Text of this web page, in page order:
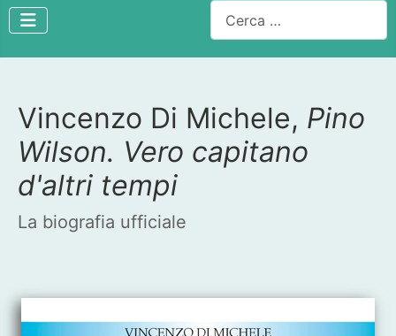
Cerca
Dettagli
Vincenzo Di Michele, Pino
Wilson. Vero capitano
d'altri tempi
La biografia ufficiale